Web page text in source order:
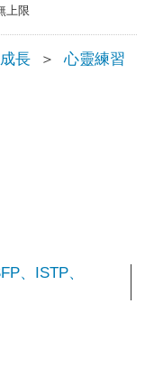
上限
長 ＞ 心靈練習
、ISTP、